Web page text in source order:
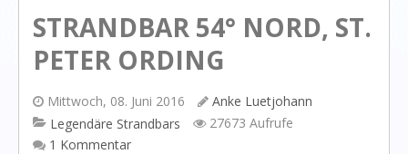
Dash & Albert
Ilse Jacobsen
PROJEKTE
SHOP
STRANDBAR 54° NORD, ST.
PETER ORDING
Mittwoch, 08. Juni 2016
Anke Luetjohann
Legendäre Strandbars
27673 Aufrufe
1 Kommentar